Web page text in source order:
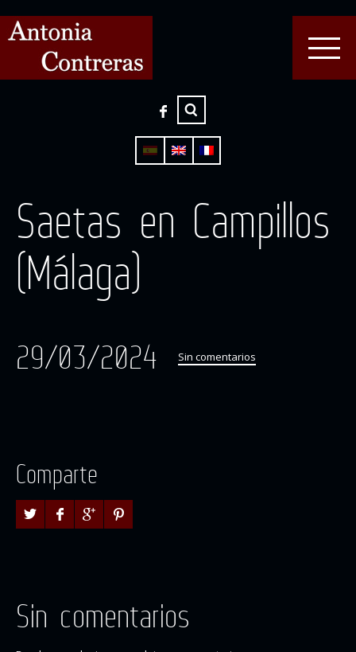
Saetas en Campillos
(Málaga)
29/03/2024 Sin comentarios
Comparte
Sin comentarios